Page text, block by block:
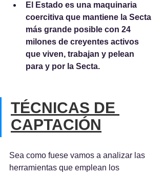
El Estado es una maquinaria
coercitiva que mantiene la Secta
más grande posible con 24
milones de creyentes activos
que viven, trabajan y pelean
para y por la Secta.
TÉCNICAS DE
CAPTACIÓN
Sea como fuese vamos a analizar las
herramientas que emplean los